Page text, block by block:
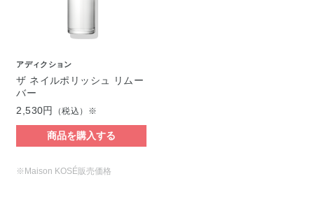
アディクション
ザ ネイルポリッシュ リムー
バー
2,530円
（税込）※
商品を購入する
※Maison KOSÉ販売価格